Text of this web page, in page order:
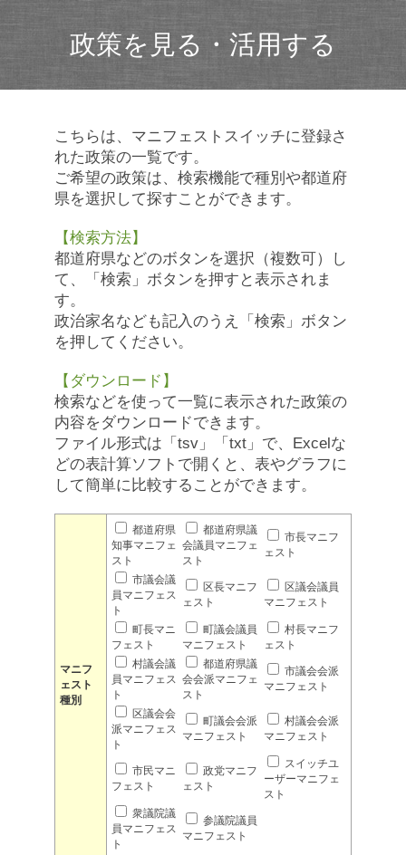
政策を見る・活用する
こちらは、マニフェストスイッチに登録さ
れた政策の一覧です。
ご希望の政策は、検索機能で種別や都道府
県を選択して探すことができます。
【検索方法】
都道府県などのボタンを選択（複数可）し
て、「検索」ボタンを押すと表示されま
す。
政治家名なども記入のうえ「検索」ボタン
を押してください。
【ダウンロード】
検索などを使って一覧に表示された政策の
内容をダウンロードできます。
ファイル形式は「tsv」「txt」で、Excelな
どの表計算ソフトで開くと、表やグラフに
して簡単に比較することができます。
マニフ
ェスト
種別
都道府県
知事マニフェ
スト
都道府県議
会議員マニフェ
スト
市長マニフ
ェスト
市議会議
員マニフェス
ト
区長マニフ
ェスト
区議会議員
マニフェスト
町長マニ
フェスト
町議会議員
マニフェスト
村長マニフ
ェスト
村議会議
員マニフェス
ト
都道府県議
会会派マニフェ
スト
市議会会派
マニフェスト
区議会会
派マニフェス
ト
町議会会派
マニフェスト
村議会会派
マニフェスト
市民マニ
フェスト
政党マニフ
ェスト
スイッチユ
ーザーマニフェ
スト
衆議院議
員マニフェス
ト
参議院議員
マニフェスト